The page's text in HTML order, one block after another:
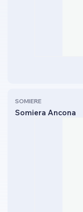
SOMIERE
Somiera Ancona